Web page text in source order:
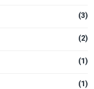
(3)
(2)
(1)
(1)